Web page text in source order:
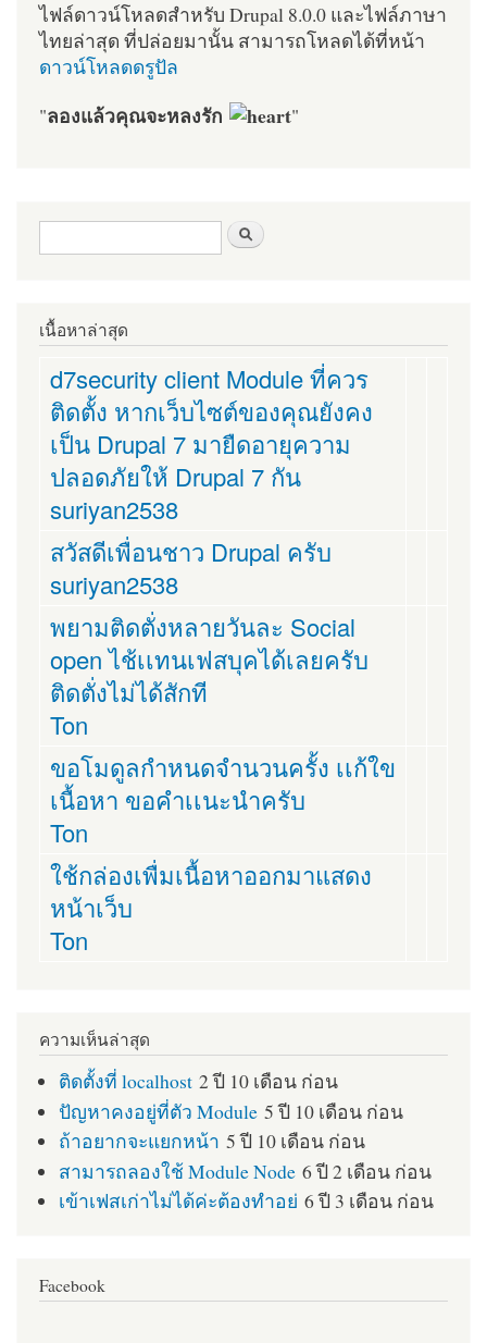
ไฟล์ดาวน์โหลดสำหรับ Drupal 8.0.0 และไฟล์ภาษา
ไทยล่าสุด ที่ปล่อยมานั้น สามารถโหลดได้ที่หน้า
ดาวน์โหลดดรูปัล
"ลองแล้วคุณจะหลงรัก "
ฟอร์มค้นหา
เนื้อหาล่าสุด
d7security client Module ที่ควร
ติดตั้ง หากเว็บไซต์ของคุณยังคง
เป็น Drupal 7 มายืดอายุความ
ปลอดภัยให้ Drupal 7 กัน
suriyan2538
สวัสดีเพื่อนชาว Drupal ครับ
suriyan2538
พยามติดตั่งหลายวันละ Social
open ไช้เเทนเฟสบุคได้เลยครับ
ติดตั่งไม่ได้สักที
Ton
ขอโมดูลกำหนดจำนวนครั้ง เเก้ใข
เนื้อหา ขอคำเเนะนำครับ
Ton
ใช้กล่องเพื่มเนื้อหาออกมาแสดง
หน้าเว็บ
Ton
ความเห็นล่าสุด
ติดตั้งที่ localhost 2 ปี 10 เดือน ก่อน
ปัญหาคงอยู่ที่ตัว Module 5 ปี 10 เดือน ก่อน
ถ้าอยากจะแยกหน้า 5 ปี 10 เดือน ก่อน
สามารถลองใช้ Module Node 6 ปี 2 เดือน ก่อน
เข้าเฟสเก่าไม่ได้ค่ะต้องทำอย่ 6 ปี 3 เดือน ก่อน
Facebook